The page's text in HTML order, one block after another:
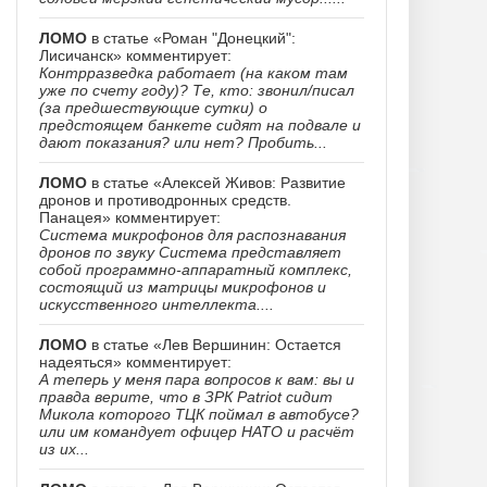
ЛОМО в статье «Роман "Донецкий":
Лисичанск» комментирует:
Контрразведка работает (на каком там
уже по счету году)? Те, кто: звонил/писал
(за предшествующие сутки) о
предстоящем банкете сидят на подвале и
дают показания? или нет? Пробить...
ЛОМО в статье «Алексей Живов: Развитие
дронов и противодронных средств.
Панацея» комментирует:
Система микрофонов для распознавания
дронов по звуку Система представляет
собой программно-аппаратный комплекс,
состоящий из матрицы микрофонов и
искусственного интеллекта....
ЛОМО в статье «Лев Вершинин: Остается
надеяться» комментирует:
А теперь у меня пара вопросов к вам: вы и
правда верите, что в ЗРК Patriot сидит
Микола которого ТЦК поймал в автобусе?
или им командует офицер НАТО и расчёт
из их...